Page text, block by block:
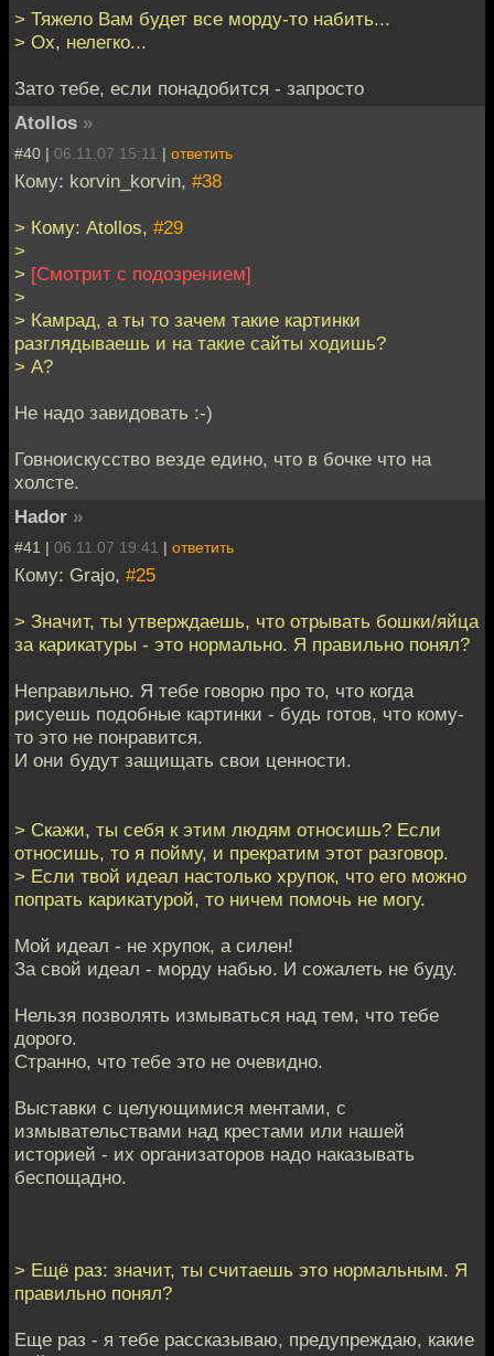
> Тяжело Вам будет все морду-то набить...
> Ох, нелегко...
Зато тебе, если понадобится - запросто
Atollos »
#40 | 06.11.07 15:11 | ответить
Кому: korvin_korvin, #38
> Кому: Atollos, #29
>
> [Смотрит с подозрением]
>
> Камрад, а ты то зачем такие картинки
разглядываешь и на такие сайты ходишь?
> А?
Не надо завидовать :-)
Говноискусство везде едино, что в бочке что на
холсте.
Hador »
#41 | 06.11.07 19:41 | ответить
Кому: Grajo, #25
> Значит, ты утверждаешь, что отрывать бошки/яйца
за карикатуры - это нормально. Я правильно понял?
Неправильно. Я тебе говорю про то, что когда
рисуешь подобные картинки - будь готов, что кому-
то это не понравится.
И они будут защищать свои ценности.
> Скажи, ты себя к этим людям относишь? Если
относишь, то я пойму, и прекратим этот разговор.
> Если твой идеал настолько хрупок, что его можно
попрать карикатурой, то ничем помочь не могу.
Мой идеал - не хрупок, а силен!
За свой идеал - морду набью. И сожалеть не буду.
Нельзя позволять измываться над тем, что тебе
дорого.
Странно, что тебе это не очевидно.
Выставки с целующимися ментами, с
измывательствами над крестами или нашей
историей - их организаторов надо наказывать
беспощадно.
> Ещё раз: значит, ты считаешь это нормальным. Я
правильно понял?
Еще раз - я тебе рассказываю, предупреждаю, какие